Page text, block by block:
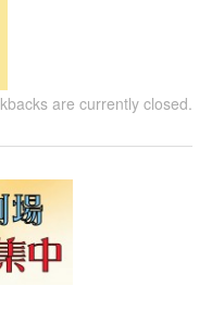
are currently closed.